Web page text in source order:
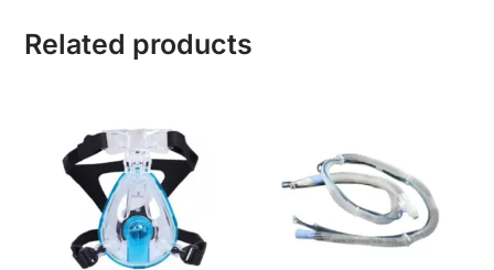
Related products